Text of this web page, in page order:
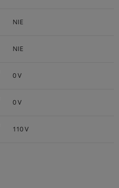
NIE
NIE
0 V
0 V
110 V